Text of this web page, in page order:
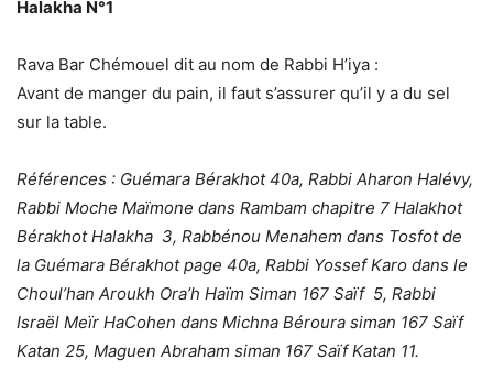
Halakha N°1
Rava Bar Chémouel dit au nom de Rabbi H’iya :
Avant de manger du pain, il faut s’assurer qu’il y a du sel
sur la table.
Références : Guémara Bérakhot 40a, Rabbi Aharon Halévy,
Rabbi Moche Maïmone dans Rambam chapitre 7 Halakhot
Bérakhot Halakha 3, Rabbénou Menahem dans Tosfot de
la Guémara Bérakhot page 40a, Rabbi Yossef Karo dans le
Choul’han Aroukh Ora’h Haïm Siman 167 Saïf 5, Rabbi
Israël Meïr HaCohen dans Michna Béroura siman 167 Saïf
Katan 25, Maguen Abraham siman 167 Saïf Katan 11.